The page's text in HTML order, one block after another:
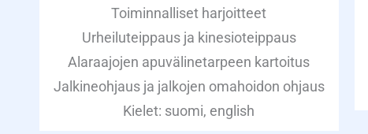
Toiminnalliset harjoitteet
Urheiluteippaus ja kinesioteippaus
Alaraajojen apuvälinetarpeen kartoitus
Jalkineohjaus ja jalkojen omahoidon ohjaus
Kielet: suomi, english